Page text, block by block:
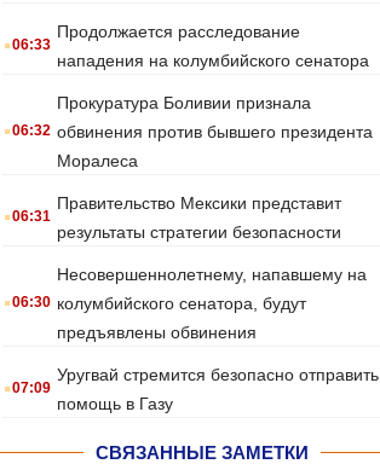
.06:33
Продолжается расследование
нападения на колумбийского сенатора
.06:32
Прокуратура Боливии признала
обвинения против бывшего президента
Моралеса
.06:31
Правительство Мексики представит
результаты стратегии безопасности
.06:30
Несовершеннолетнему, напавшему на
колумбийского сенатора, будут
предъявлены обвинения
.07:09
Уругвай стремится безопасно отправить
помощь в Газу
СВЯЗАННЫЕ ЗАМЕТКИ